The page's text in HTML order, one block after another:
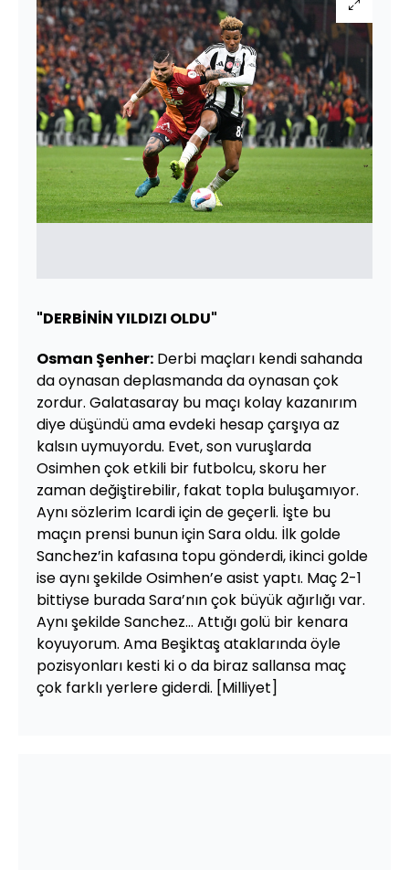
"DERBİNİN YILDIZI OLDU"
Osman Şenher: Derbi maçları kendi sahanda
da oynasan deplasmanda da oynasan çok
zordur. Galatasaray bu maçı kolay kazanırım
diye düşündü ama evdeki hesap çarşıya az
kalsın uymuyordu. Evet, son vuruşlarda
Osimhen çok etkili bir futbolcu, skoru her
zaman değiştirebilir, fakat topla buluşamıyor.
Aynı sözlerim Icardi için de geçerli. İşte bu
maçın prensi bunun için Sara oldu. İlk golde
Sanchez’in kafasına topu gönderdi, ikinci golde
ise aynı şekilde Osimhen’e asist yaptı. Maç 2-1
bittiyse burada Sara’nın çok büyük ağırlığı var.
Aynı şekilde Sanchez... Attığı golü bir kenara
koyuyorum. Ama Beşiktaş ataklarında öyle
pozisyonları kesti ki o da biraz sallansa maç
çok farklı yerlere giderdi. [Milliyet]